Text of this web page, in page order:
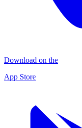
Download on the
App Store